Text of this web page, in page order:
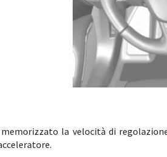
memorizzato la velocità di